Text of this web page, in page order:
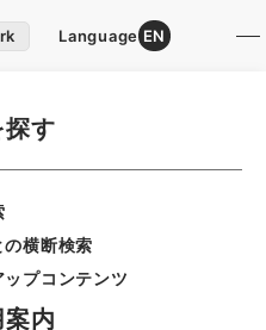
Language EN
探す
の横断検索
ップコンテンツ
案内
国立公文書館HP利用案内